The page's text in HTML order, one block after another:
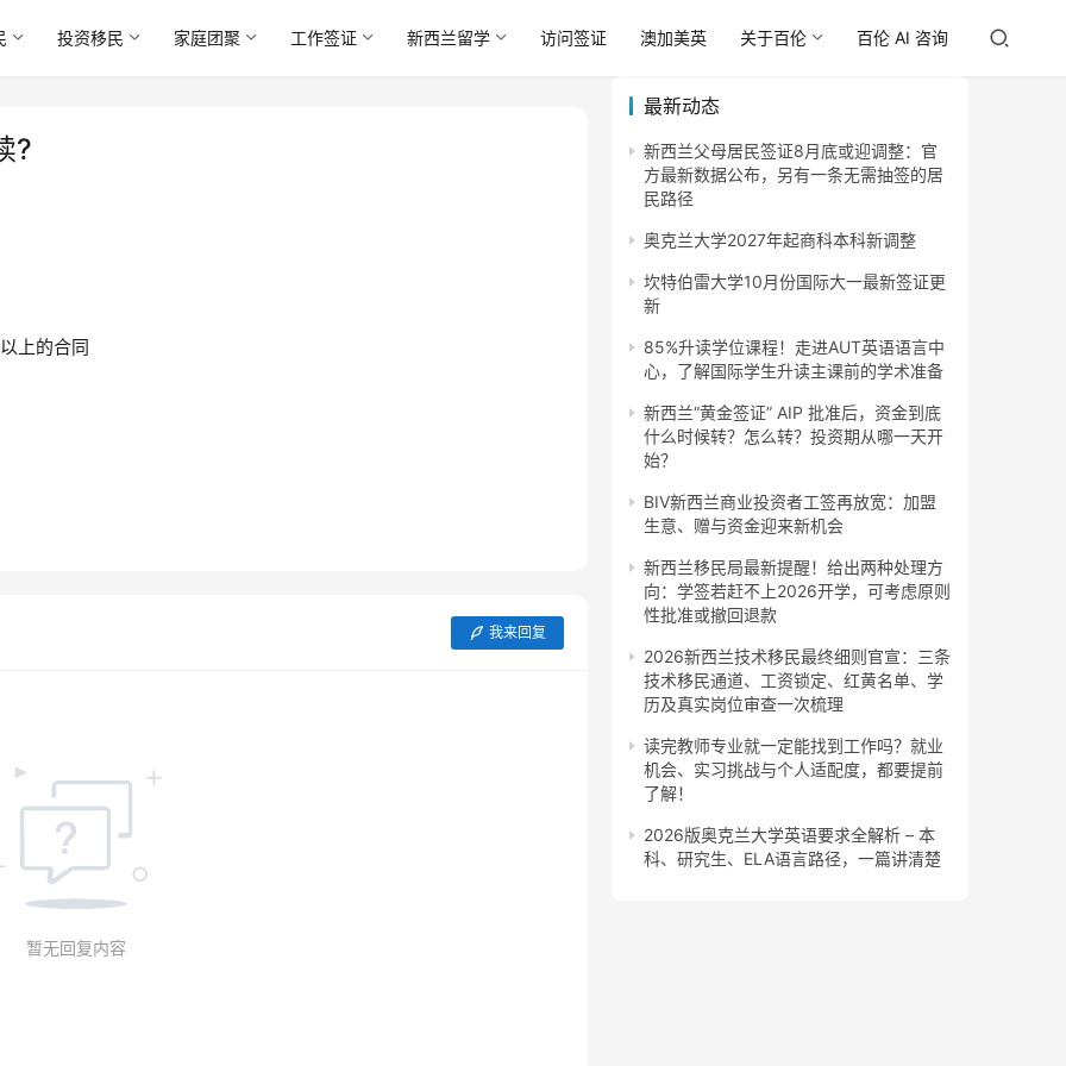
投资移民 家庭团聚 工作签证 新西兰留学 访问签证 澳加美英 关于百伦 百伦 AI 咨询
?
上的合同
我来回复
暂无回复内容
最新动态
新西兰父母居民签证8月底或迎调整：官
方最新数据公布，另有一条无需抽签的居
民路径
奥克兰大学2027年起商科本科新调整
坎特伯雷大学10月份国际大一最新签证更
新
85%升读学位课程！走进AUT英语语言中
心，了解国际学生升读主课前的学术准备
新西兰“黄金签证” AIP 批准后，资金到底
什么时候转？怎么转？投资期从哪一天开
始？
BIV新西兰商业投资者工签再放宽：加盟
生意、赠与资金迎来新机会
新西兰移民局最新提醒！给出两种处理方
向：学签若赶不上2026开学，可考虑原则
性批准或撤回退款
2026新西兰技术移民最终细则官宣：三条
技术移民通道、工资锁定、红黄名单、学
历及真实岗位审查一次梳理
读完教师专业就一定能找到工作吗？就业
机会、实习挑战与个人适配度，都要提前
了解！
2026版奥克兰大学英语要求全解析 – 本
科、研究生、ELA语言路径，一篇讲清楚